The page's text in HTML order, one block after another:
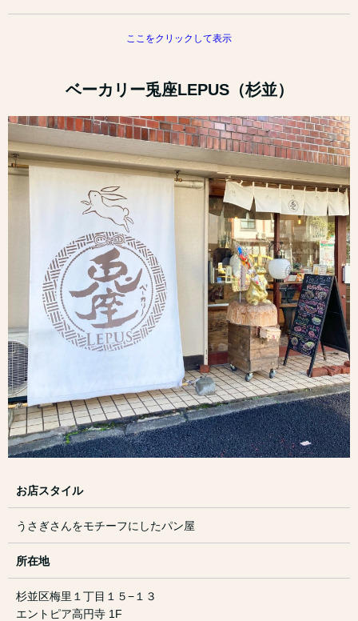
ここをクリックして表示
ベーカリー兎座LEPUS（杉並）
お店スタイル
うさぎさんをモチーフにしたパン屋
所在地
杉並区梅里１丁目１５−１３
エントピア高円寺 1F